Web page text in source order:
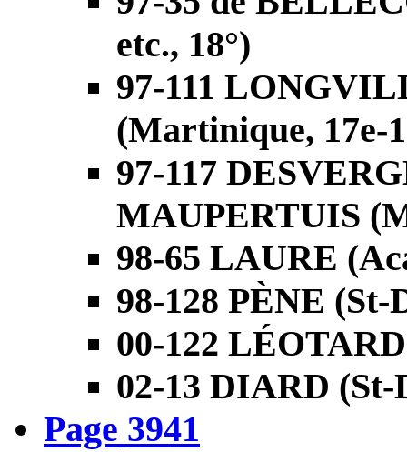
etc., 18°)
97-111
(Martinique, 17e-
97-117
MAUPERTUIS
98-65 LAURE
98-128 PÈNE (St-
00-122
02-13 DIARD (St-
Page 3941